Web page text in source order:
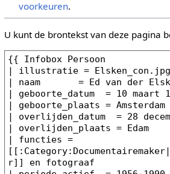
voorkeuren.
U kunt de brontekst van deze pagina